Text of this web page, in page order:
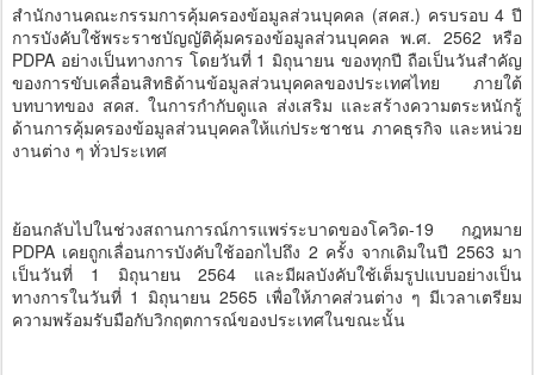
สำนักงานคณะกรรมการคุ้มครองข้อมูลส่วนบุคคล (สคส.) ครบรอบ 4 ปี
การบังคับใช้พระราชบัญญัติคุ้มครองข้อมูลส่วนบุคคล พ.ศ. 2562 หรือ
PDPA อย่างเป็นทางการ โดยวันที่ 1 มิถุนายน ของทุกปี ถือเป็นวันสำคัญ
ของการขับเคลื่อนสิทธิด้านข้อมูลส่วนบุคคลของประเทศไทย ภายใต้
บทบาทของ สคส. ในการกำกับดูแล ส่งเสริม และสร้างความตระหนักรู้
ด้านการคุ้มครองข้อมูลส่วนบุคคลให้แก่ประชาชน ภาคธุรกิจ และหน่วย
งานต่าง ๆ ทั่วประเทศ
ย้อนกลับไปในช่วงสถานการณ์การแพร่ระบาดของโควิด-19 กฎหมาย
PDPA เคยถูกเลื่อนการบังคับใช้ออกไปถึง 2 ครั้ง จากเดิมในปี 2563 มา
เป็นวันที่ 1 มิถุนายน 2564 และมีผลบังคับใช้เต็มรูปแบบอย่างเป็น
ทางการในวันที่ 1 มิถุนายน 2565 เพื่อให้ภาคส่วนต่าง ๆ มีเวลาเตรียม
ความพร้อมรับมือกับวิกฤตการณ์ของประเทศในขณะนั้น